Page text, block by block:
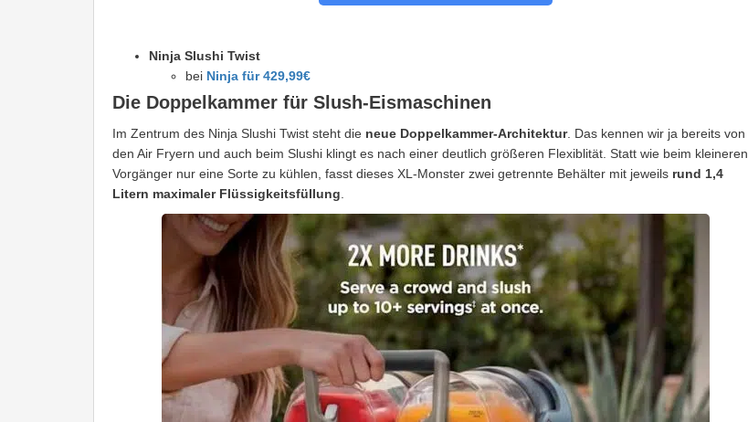
Ninja Slushi Twist
bei Ninja für 429,99€
Die Doppelkammer für Slush-Eismaschinen
Im Zentrum des Ninja Slushi Twist steht die neue Doppelkammer-Architektur. Das kennen wir ja bereits von
den Air Fryern und auch beim Slushi klingt es nach einer deutlich größeren Flexiblität. Statt wie beim kleineren
Vorgänger nur eine Sorte zu kühlen, fasst dieses XL-Monster zwei getrennte Behälter mit jeweils rund 1,4
Litern maximaler Flüssigkeitsfüllung